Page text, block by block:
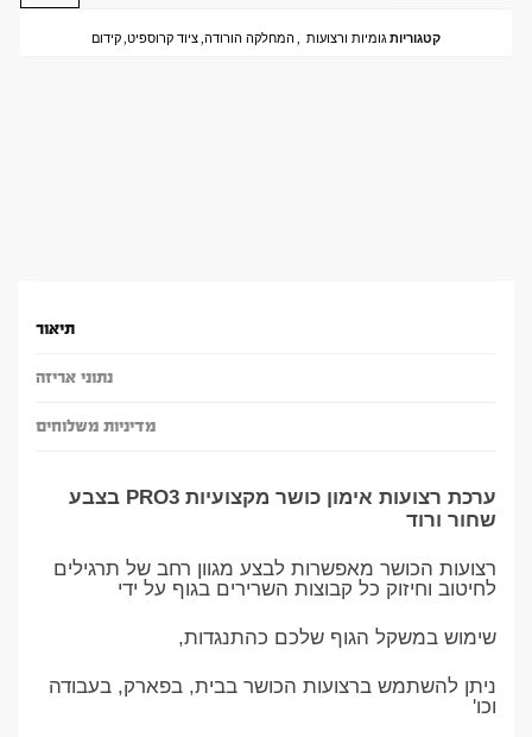
קטגוריות גומיות ורצועות ,המחלקה הורודה,ציוד קרוספיט,קידום
תיאור
נתוני אריזה
מדיניות משלוחים
ערכת רצועות אימון כושר מקצועיות PRO3 בצבע
שחור ורוד
רצועות הכושר מאפשרות לבצע מגוון רחב של תרגילים
לחיטוב וחיזוק כל קבוצות השרירים בגוף על ידי
שימוש במשקל הגוף שלכם כהתנגדות,
ניתן להשתמש ברצועות הכושר בבית, בפארק, בעבודה
וכו'